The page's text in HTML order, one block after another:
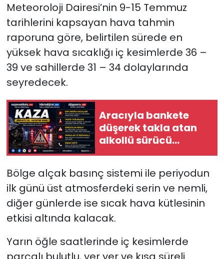
Meteoroloji Dairesi’nin 9-15 Temmuz
tarihlerini kapsayan hava tahmin
raporuna göre, belirtilen sürede en
yüksek hava sıcaklığı iç kesimlerde 36 –
39 ve sahillerde 31 – 34 dolaylarında
seyredecek.
Aracıyla bankete
düşerek takla atan
alkollü sürücü
yaralandı
Bölge alçak basınç sistemi ile periyodun
ilk günü üst atmosferdeki serin ve nemli,
diğer günlerde ise sıcak hava kütlesinin
etkisi altında kalacak.
Yarın öğle saatlerinde iç kesimlerde
Spor
Teknoloji
TÜRKiYE
Video Galeri
YAŞAM
Yazarlar